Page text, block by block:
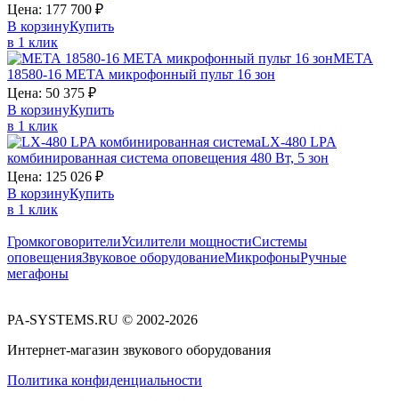
Цена: 177 700 ₽
В корзинуКупить
в 1 клик
МЕТА
18580-16 МЕТА микрофонный пульт 16 зон
Цена: 50 375 ₽
В корзинуКупить
в 1 клик
LX-480 LPA
комбинированная система оповещения 480 Вт, 5 зон
Цена: 125 026 ₽
В корзинуКупить
в 1 клик
ГромкоговорителиУсилители мощностиСистемы
оповещенияЗвуковое оборудованиеМикрофоныРучные
мегафоны
PA-SYSTEMS.RU © 2002-2026
Интернет-магазин звукового оборудования
Политика конфиденциальности